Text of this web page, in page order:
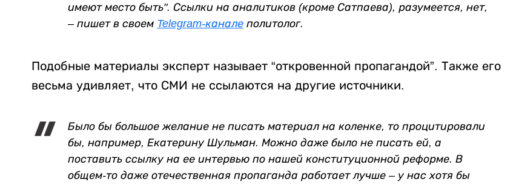
имеют место быть". Ссылки на аналитиков (кроме Сатпаева), разумеется, нет,
– пишет в своем Telegram-канале политолог.
Подобные материалы эксперт называет “откровенной пропагандой”. Также его
весьма удивляет, что СМИ не ссылаются на другие источники.
Было бы большое желание не писать материал на коленке, то процитировали
бы, например, Екатерину Шульман. Можно даже было не писать ей, а
поставить ссылку на ее интервью по нашей конституционной реформе. В
общем-то даже отечественная пропаганда работает лучше – у нас хотя бы